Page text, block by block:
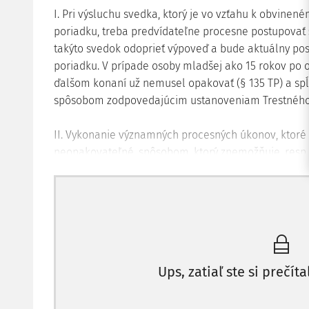
I. Pri výsluchu svedka, ktorý je vo vzťahu k
poriadku, treba predvídateľne procesne postupovať
takýto svedok odoprieť výpoveď a bude aktuálny
poriadku. V prípade osoby mladšej ako 15 rokov po
ďalšom konaní už nemusel opakovať (§ 135 TP) a
spôsobom zodpovedajúcim ustanoveniam Trestného
II. Vykonanie významných procesných úkonov,
neopakovateľné, spôsobom, ktorý znemožňuje,
zákonného práva obvineného na obhajobu. Takto
dôkazy získané zákonným spôsobom a pri
KRAJSKÉHO SÚDU ŽILINA 1 TPO 31/2008
Ups, zatiaľ ste si